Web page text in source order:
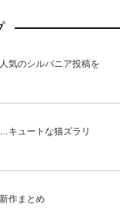
気のシルバニア投稿を
キュートな猫ズラリ
作まとめ